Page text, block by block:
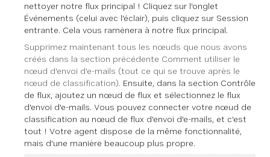
nettoyer notre flux principal ! Cliquez sur l'onglet
Événements (celui avec l'éclair), puis cliquez sur Session
entrante. Cela vous ramènera à notre flux principal.
Supprimez maintenant tous les nœuds que nous avons
créés dans la section précédente Comment utiliser le
nœud d'envoi d'e-mails (tout ce qui se trouve après le
nœud de classification). Ensuite, dans la section Contrôle
de flux, ajoutez un nœud de flux et sélectionnez le flux
d'envoi d'e-mails. Vous pouvez connecter votre nœud de
classification au nœud de flux d'envoi d'e-mails, et c'est
tout ! Votre agent dispose de la même fonctionnalité,
mais d'une manière beaucoup plus propre.